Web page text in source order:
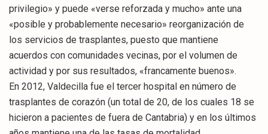
privilegio» y puede «verse reforzada y mucho» ante una
«posible y probablemente necesario» reorganización de
los servicios de trasplantes, puesto que mantiene
acuerdos con comunidades vecinas, por el volumen de
actividad y por sus resultados, «francamente buenos».
En 2012, Valdecilla fue el tercer hospital en número de
trasplantes de corazón (un total de 20, de los cuales 18 se
hicieron a pacientes de fuera de Cantabria) y en los últimos